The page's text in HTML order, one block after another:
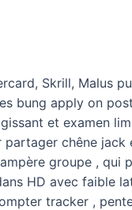
Skrill, Malus
bung apply on
et examen
chêne jack
groupe , qui
HD avec faible
tracker ,